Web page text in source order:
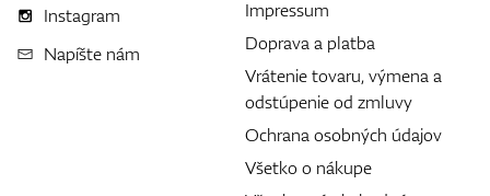
Instagram
Napíšte nám
Impressum
Doprava a platba
Vrátenie tovaru, výmena a
odstúpenie od zmluvy
Ochrana osobných údajov
Všetko o nákupe